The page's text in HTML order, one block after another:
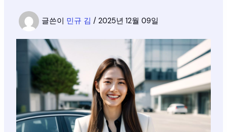
글쓴이 민규 김 / 2025년 12월 09일